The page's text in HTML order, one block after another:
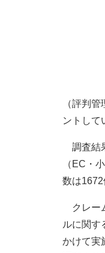
（評判
ントして
調査結
（EC・
数は1672
クレー
ルに関す
かけて実